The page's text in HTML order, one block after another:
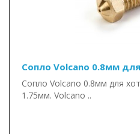
Сопло Volcano 0.8мм
Сопло Volcano 0.8мм для
1.75мм. Volcano ..